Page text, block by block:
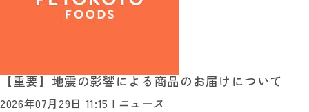
【重要】地震の影響による商品のお届けについて
2026年07月29日 11:15 | ニュース